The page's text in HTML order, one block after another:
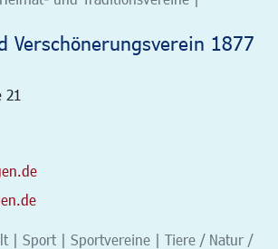
Verschönerungsverein 1877
21
| Sport | Sportvereine | Tiere / Natur /